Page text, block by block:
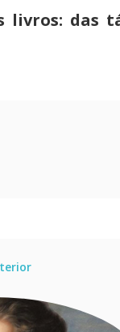
livros: das